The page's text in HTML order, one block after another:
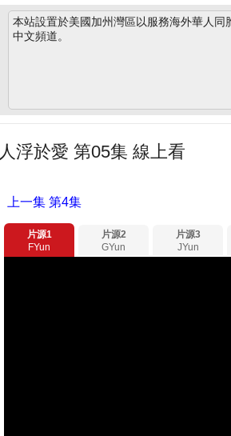
本站設置於美國加州灣區以服務海外華人
中文頻道。
人浮於愛 第05集 線上看
上一集 第4集
片源1
FYun
片源2
GYun
片源3
JYun